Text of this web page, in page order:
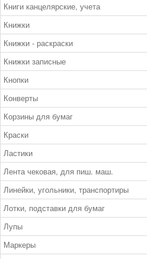
Книги канцелярские, учета
Книжки
Книжки - раскраски
Книжки записные
Кнопки
Конверты
Корзины для бумаг
Краски
Ластики
Лента чековая, для пиш. маш.
Линейки, угольники, транспортиры
Лотки, подставки для бумаг
Лупы
Маркеры